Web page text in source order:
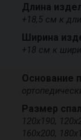
Длина
+18,5 см к
Ширина
+18 см к
Основание
Размер
120х190,
160х200,